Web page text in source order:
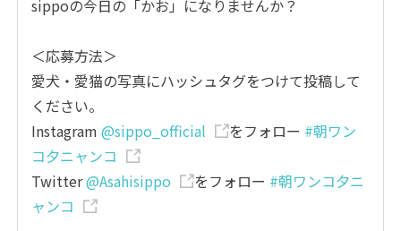
sippoの今日の「かお」になりませんか？
＜応募方法＞
愛犬・愛猫の写真にハッシュタグをつけて投稿して
ください。
Instagram@sippo_official をフォロー #朝ワン
コ夕ニャンコ
Twitter@Asahisippo をフォロー #朝ワンコ夕ニ
ャンコ